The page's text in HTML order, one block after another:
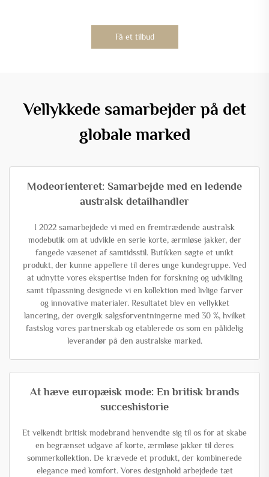
Få et tilbud
Vellykkede samarbejder på det
globale marked
Modeorienteret: Samarbejde med en ledende
australsk detailhandler
I 2022 samarbejdede vi med en fremtrædende australsk
modebutik om at udvikle en serie korte, ærmløse jakker, der
fangede væsenet af samtidsstil. Butikken søgte et unikt
produkt, der kunne appellere til deres unge kundegruppe. Ved
at udnytte vores ekspertise inden for forskning og udvikling
samt tilpassning designede vi en kollektion med livlige farver
og innovative materialer. Resultatet blev en vellykket
lancering, der overgik salgsforventningerne med 30 %, hvilket
fastslog vores partnerskab og etablerede os som en pålidelig
leverandør på den australske marked.
At hæve europæisk mode: En britisk brands
succeshistorie
Et velkendt britisk modebrand henvendte sig til os for at skabe
en begrænset udgave af korte, ærmløse jakker til deres
sommerkollektion. De krævede et produkt, der kombinerede
elegance med komfort. Vores designhold arbejdede tæt